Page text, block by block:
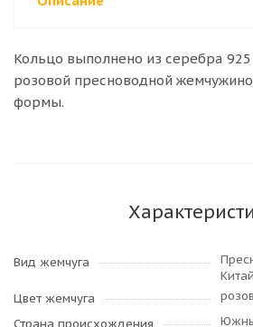
Кольцо выполнено из серебра
розовой пресноводной
формы.
Вид жемчуга
Цвет жемчуга
Страна происхождения